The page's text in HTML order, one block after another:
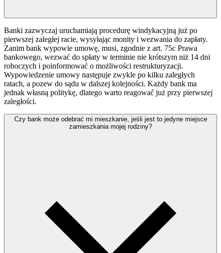
Banki zazwyczaj uruchamiają procedurę windykacyjną już po
pierwszej zaległej racie, wysyłając monity i wezwania do zapłaty.
Zanim bank wypowie umowę, musi, zgodnie z art. 75c Prawa
bankowego, wezwać do spłaty w terminie nie krótszym niż 14 dni
roboczych i poinformować o możliwości restrukturyzacji.
Wypowiedzenie umowy następuje zwykle po kilku zaległych
ratach, a pozew do sądu w dalszej kolejności. Każdy bank ma
jednak własną politykę, dlatego warto reagować już przy pierwszej
zaległości.
Czy bank może odebrać mi mieszkanie, jeśli jest to jedyne miejsce
zamieszkania mojej rodziny?